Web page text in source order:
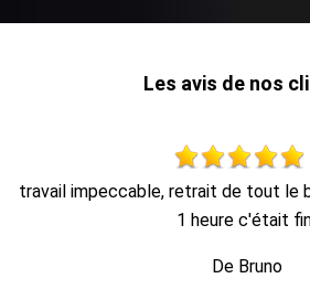
Les avis de nos
Au top, je